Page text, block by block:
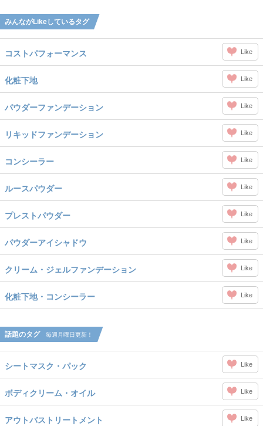
みんながLikeしているタグ
コストパフォーマンス Like
化粧下地 Like
パウダーファンデーション Like
リキッドファンデーション Like
コンシーラー Like
ルースパウダー Like
プレストパウダー Like
パウダーアイシャドウ Like
クリーム・ジェルファンデーション Like
化粧下地・コンシーラー Like
話題のタグ 毎週月曜日更新！
シートマスク・パック Like
ボディクリーム・オイル Like
アウトバストリートメント Like